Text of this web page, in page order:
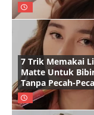
7 Trik Memakai
Matte Untuk
Tanpa Pecah-